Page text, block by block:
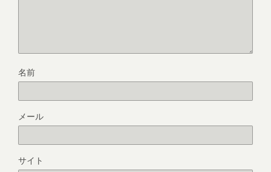
名前
メール
サイト